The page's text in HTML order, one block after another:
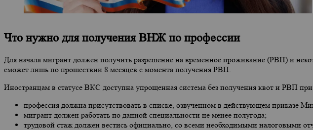
Что нужно для получения ВНЖ по профессии
Для начала мигрант должен получить разрешение на временное проживание (РВП) и
сможет лишь по прошествии 8 месяцев с момента получения РВП.
Иностранцам в статусе ВКС доступна упрощенная система без получения квот и РВП
профессия должна присутствовать в списке, озвученном в действующем приказе
мигрант должен работать по данной специальности не менее полугода;
трудовой стаж должен вестись официально, со всеми необходимыми налоговыми